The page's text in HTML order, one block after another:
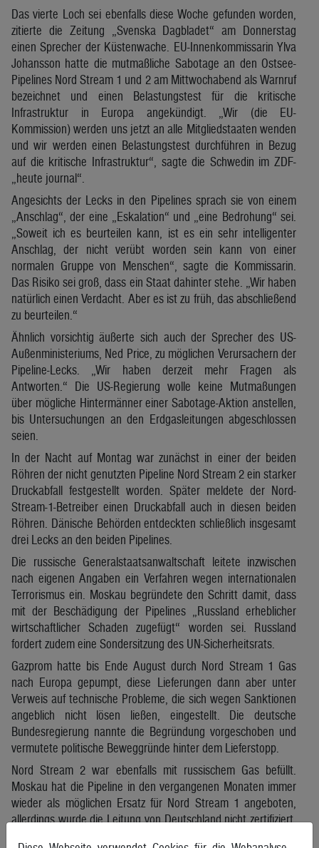
Das vierte Loch sei ebenfalls diese Woche gefunden worden,
zitierte die Zeitung „Svenska Dagbladet“ am Donnerstag
einen Sprecher der Küstenwache. EU-Innenkommissarin Ylva
Johansson hatte die mutmaßliche Sabotage an den Ostsee-
Pipelines Nord Stream 1 und 2 am Mittwochabend als Warnruf
bezeichnet und einen Belastungstest für die kritische
Infrastruktur in Europa angekündigt. „Wir (die EU-
Kommission) werden uns jetzt an alle Mitgliedstaaten wenden
und wir werden einen Belastungstest durchführen in Bezug
auf die kritische Infrastruktur“, sagte die Schwedin im ZDF-
„heute journal“.
Angesichts der Lecks in den Pipelines sprach sie von einem
„Anschlag“, der eine „Eskalation“ und „eine Bedrohung“ sei.
„Soweit ich es beurteilen kann, ist es ein sehr intelligenter
Anschlag, der nicht verübt worden sein kann von einer
normalen Gruppe von Menschen“, sagte die Kommissarin.
Das Risiko sei groß, dass ein Staat dahinter stehe. „Wir haben
natürlich einen Verdacht. Aber es ist zu früh, das abschließend
zu beurteilen.“
Ähnlich vorsichtig äußerte sich auch der Sprecher des US-
Außenministeriums, Ned Price, zu möglichen Verursachern der
Pipeline-Lecks. „Wir haben derzeit mehr Fragen als
Antworten.“ Die US-Regierung wolle keine Mutmaßungen
über mögliche Hintermänner einer Sabotage-Aktion anstellen,
bis Untersuchungen an den Erdgasleitungen abgeschlossen
seien.
In der Nacht auf Montag war zunächst in einer der beiden
Röhren der nicht genutzten Pipeline Nord Stream 2 ein starker
Druckabfall festgestellt worden. Später meldete der Nord-
Stream-1-Betreiber einen Druckabfall auch in diesen beiden
Röhren. Dänische Behörden entdeckten schließlich insgesamt
drei Lecks an den beiden Pipelines.
Die russische Generalstaatsanwaltschaft leitete inzwischen
nach eigenen Angaben ein Verfahren wegen internationalen
Terrorismus ein. Moskau begründete den Schritt damit, dass
mit der Beschädigung der Pipelines „Russland erheblicher
wirtschaftlicher Schaden zugefügt“ worden sei. Russland
fordert zudem eine Sondersitzung des UN-Sicherheitsrats.
Gazprom hatte bis Ende August durch Nord Stream 1 Gas
nach Europa gepumpt, diese Lieferungen dann aber unter
Verweis auf technische Probleme, die sich wegen Sanktionen
angeblich nicht lösen ließen, eingestellt. Die deutsche
Bundesregierung nannte die Begründung vorgeschoben und
vermutete politische Beweggründe hinter dem Lieferstopp.
Nord Stream 2 war ebenfalls mit russischem Gas befüllt.
Moskau hat die Pipeline in den vergangenen Monaten immer
wieder als möglichen Ersatz für Nord Stream 1 angeboten,
allerdings wurde die Leitung von Deutschland nicht zertifiziert.